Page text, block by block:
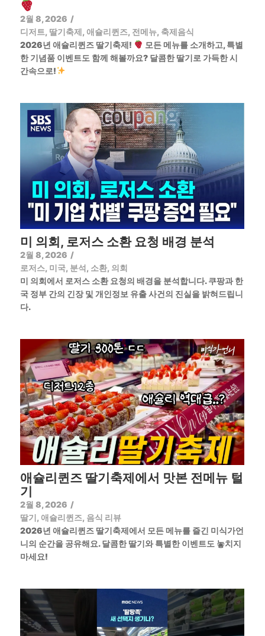
2월 8, 2026 /
디저트, 딸기축제, 애슐리퀸즈, 전메뉴, 축제음식
2026년 애슐리퀸즈 딸기축제!
모든 메뉴를 소개하고, 특별
한 기념품 이벤트도 함께 해볼까요? 달콤한 딸기로 가득한 시
간속으로!
미 의회, 로저스 소환 요청 배경 분석
2월 8, 2026 /
로저스, 미국, 분석, 소환, 의회
미 의회에서 로저스 소환 요청의 배경을 분석합니다. 쿠팡과 한
국 정부 간의 긴장 및 개인정보 유출 사건의 진실을 밝혀드립니
다.
애슐리퀸즈 딸기축제에서 맛본 전메뉴 털
기
2월 8, 2026 /
딸기, 애슐리퀸즈, 음식 리뷰
2026년 애슐리퀸즈 딸기축제에서 모든 메뉴를 즐긴 미식가언
니의 순간을 공유해요. 달콤한 딸기와 특별한 이벤트도 놓치지
마세요!